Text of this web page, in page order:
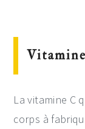
La vitamine C
corps à